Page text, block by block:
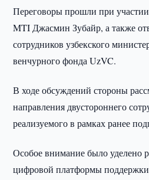
Переговоры прошли при участии
MTI Джасмин Зубайр, а также
сотрудников узбекского
венчурного фонда UzVC.
В ходе обсуждений стороны
направления двустороннего
реализуемого в рамках ранее
Особое внимание было уделено
цифровой платформы поддержки